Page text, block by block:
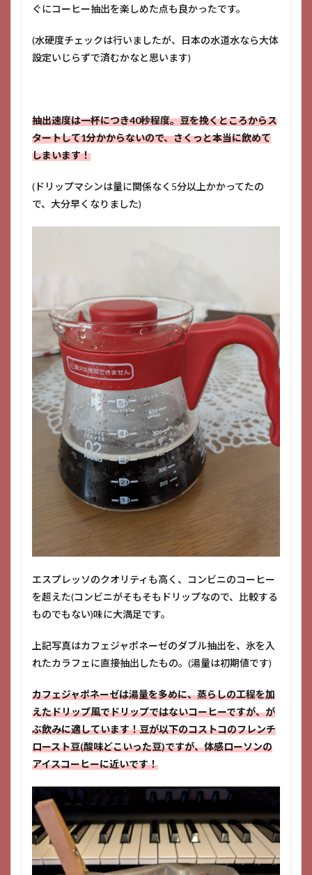
ぐにコーヒー抽出を楽しめた点も良かったです。
(水硬度チェックは行いましたが、日本の水道水なら大体
設定いじらずで済むかなと思います)
抽出速度は一杯につき40秒程度。豆を挽くところからス
タートして1分かからないので、さくっと本当に飲めて
しまいます！
(ドリップマシンは量に関係なく5分以上かかってたの
で、大分早くなりました)
エスプレッソのクオリティも高く、コンビニのコーヒー
を超えた(コンビニがそもそもドリップなので、比較する
ものでもない)味に大満足です。
上記写真はカフェジャポネーゼのダブル抽出を、氷を入
れたカラフェに直接抽出したもの。(湯量は初期値です)
カフェジャポネーゼは湯量を多めに、蒸らしの工程を加
えたドリップ風でドリップではないコーヒーですが、が
ぶ飲みに適しています！豆が以下のコストコのフレンチ
ロースト豆(酸味どこいった豆)ですが、体感ローソンの
アイスコーヒーに近いです！